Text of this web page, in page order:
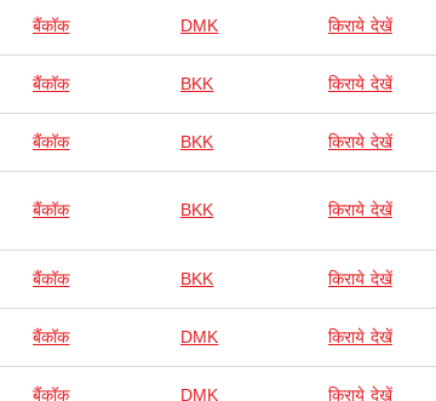
बैंकॉक DMK किराये देखें
बैंकॉक BKK किराये देखें
बैंकॉक BKK किराये देखें
बैंकॉक BKK किराये देखें
बैंकॉक BKK किराये देखें
बैंकॉक DMK किराये देखें
बैंकॉक DMK किराये देखें